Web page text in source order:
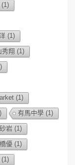
(1)
(1)
秀翔 (1)
(1)
有馬中學 (1)
岩 (1)
優 (1)
(1)